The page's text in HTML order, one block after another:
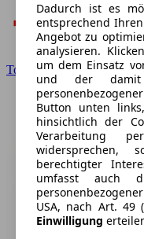
Toyota
Dadurch ist es
entsprechend
Angebot zu
analysieren.
um dem Einsatz
und der damit
Button unten
hinsichtlich der
Verarbeitung
widersprechen,
berechtigter
umfasst auch
USA, nach Art. 49
Einwilligung